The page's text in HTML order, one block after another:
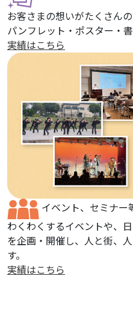
お客さまの想いがたくさん
パンフレット・ポスター・
実績はこちら
イベント、セミナー
わくわくするイベントや、
を企画・開催し、人と街、
す。
実績はこちら